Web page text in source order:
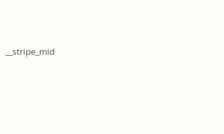
__stripe_mid